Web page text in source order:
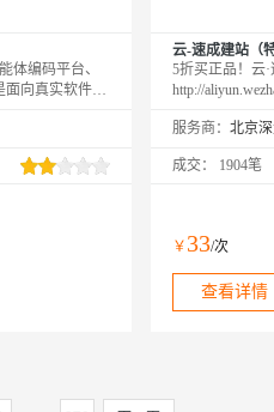
体编码平台、
面向真实软件开
和 Cloud
体，将 Agent 能
后自主开工，
云-速成建站（
5折买正品！云
http://
服务商：
成交： 1904笔
￥ 33/次
查看详情